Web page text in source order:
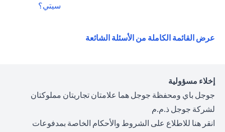
سيتي؟
عرض القائمة الكاملة من الأسئلة الشائعة
إخلاء مسؤولية
جوجل باي ومحفظة جوجل هما علامتان تجاريتان مملوكتان
لشركة جوجل ذ.م.م
انقر هنا opens in a new tab
للاطلاع على الشروط والأحكام الخاصة بمدفوعات